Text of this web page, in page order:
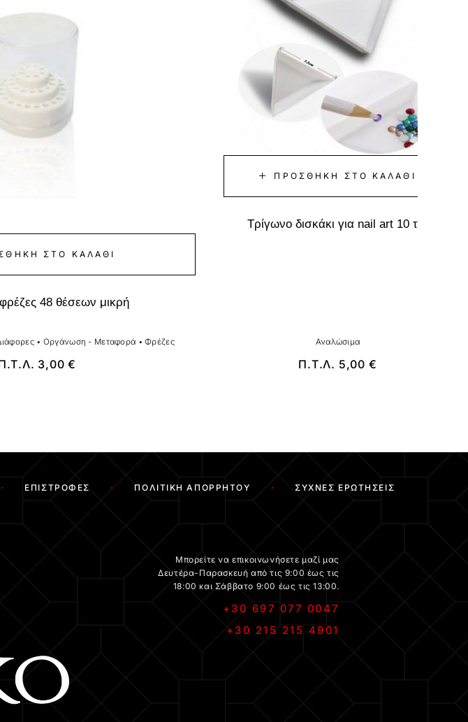
ΣΤΟ ΚΑΛΆΘΙ
48 θέσεων μικρή
• Οργάνωση - Μεταφορά •Φρέζες
3,00€
ΠΡΟΣΘΉΚΗ ΣΤΟ ΚΑΛΆΘΙ
Τρίγωνο δισκάκι για nail art 10 τμχ
Αναλώσιμα
Π.Τ.Λ. 5,00 €
ΕΠΙΣΤΡΟΦΈΣ ΠΟΛΙΤΙΚΉ ΑΠΟΡΡΉΤΟΥ ΣΥΧΝΈΣ ΕΡΩΤΉΣΕΙΣ
Μπορείτε να επικοινωνήσετε μαζί μας
Δευτέρα-Παρασκευή από τις 9:00 έως τις
18:00 και Σάββατο 9:00 έως τις 13:00.
+30 697 077 0047
+30 215 215 4901